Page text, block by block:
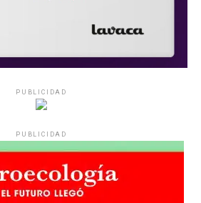
PUBLICIDAD
PUBLICIDAD